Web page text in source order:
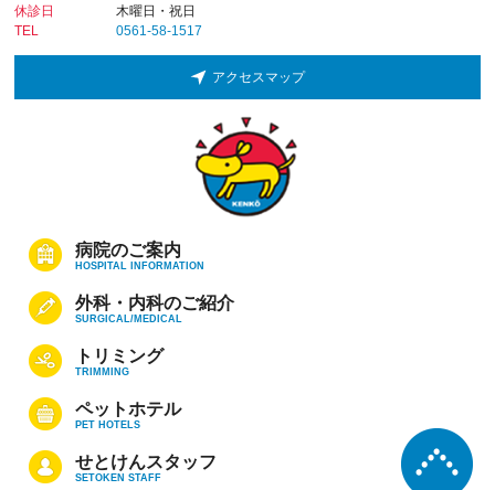
休診日
木曜日・祝日
TEL
0561-58-1517
アクセスマップ
病院のご案内
HOSPITAL INFORMATION
外科・内科のご紹介
SURGICAL/MEDICAL
トリミング
TRIMMING
ペットホテル
PET HOTELS
せとけんスタッフ
SETOKEN STAFF